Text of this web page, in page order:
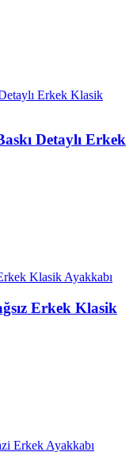
Detaylı Erkek
Erkek Klasik